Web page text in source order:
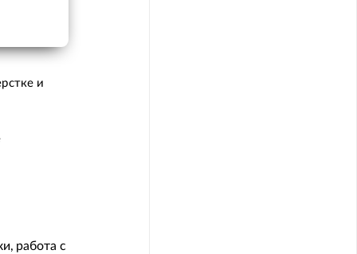
и
работа с